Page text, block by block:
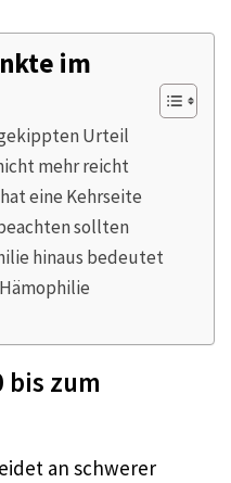
im
gekippten Urteil
mehr reicht
eine Kehrseite
sollten
hinaus bedeutet
bis zum
an schwerer